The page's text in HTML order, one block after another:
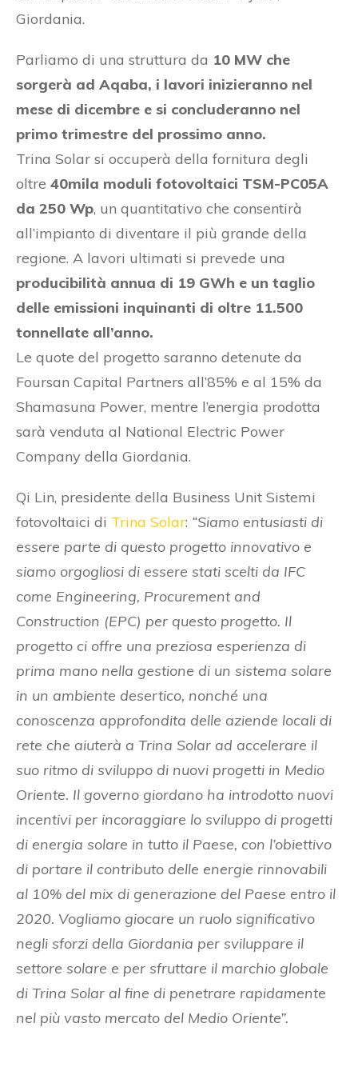
Giordania.
Parliamo di una struttura da 10 MW che
sorgerà ad Aqaba, i lavori inizieranno nel
mese di dicembre e si concluderanno nel
primo trimestre del prossimo anno.
Trina Solar si occuperà della fornitura degli
oltre 40mila moduli fotovoltaici TSM-PC05A
da 250 Wp, un quantitativo che consentirà
all’impianto di diventare il più grande della
regione. A lavori ultimati si prevede una
producibilità annua di 19 GWh e un taglio
delle emissioni inquinanti di oltre 11.500
tonnellate all’anno.
Le quote del progetto saranno detenute da
Foursan Capital Partners all’85% e al 15% da
Shamasuna Power, mentre l’energia prodotta
sarà venduta al National Electric Power
Company della Giordania.
Qi Lin, presidente della Business Unit Sistemi
fotovoltaici di Trina Solar: “Siamo entusiasti di
essere parte di questo progetto innovativo e
siamo orgogliosi di essere stati scelti da IFC
come Engineering, Procurement and
Construction (EPC) per questo progetto. Il
progetto ci offre una preziosa esperienza di
prima mano nella gestione di un sistema solare
in un ambiente desertico, nonché una
conoscenza approfondita delle aziende locali di
rete che aiuterà a Trina Solar ad accelerare il
suo ritmo di sviluppo di nuovi progetti in Medio
Oriente. Il governo giordano ha introdotto nuovi
incentivi per incoraggiare lo sviluppo di progetti
di energia solare in tutto il Paese, con l’obiettivo
di portare il contributo delle energie rinnovabili
al 10% del mix di generazione del Paese entro il
2020. Vogliamo giocare un ruolo significativo
negli sforzi della Giordania per sviluppare il
settore solare e per sfruttare il marchio globale
di Trina Solar al fine di penetrare rapidamente
nel più vasto mercato del Medio Oriente”.